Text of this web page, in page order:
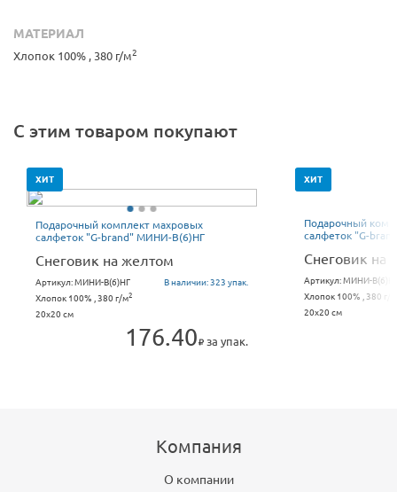
МАТЕРИАЛ
Хлопок 100% , 380 г/м2
С этим товаром покупают
ХИТ
Подарочный комплект махровых
салфеток "G-brand" МИНИ-В(6)НГ
Снеговик на желтом
Артикул:МИНИ-В(6)НГ В наличии:323 упак.
Хлопок 100% , 380 г/м2
20x20 см
176.40 за упак.
ХИТ
Подарочный
салфеток "G-
Снеговик на
Артикул:МИНИ-
Хлопок 100% , 380 г/м
20x20 см
Компания
О компании